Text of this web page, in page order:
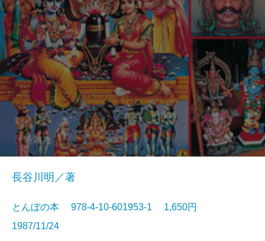
長谷川明／著
とんぼの本 978-4-10-601953-1 1,650円
1987/11/24